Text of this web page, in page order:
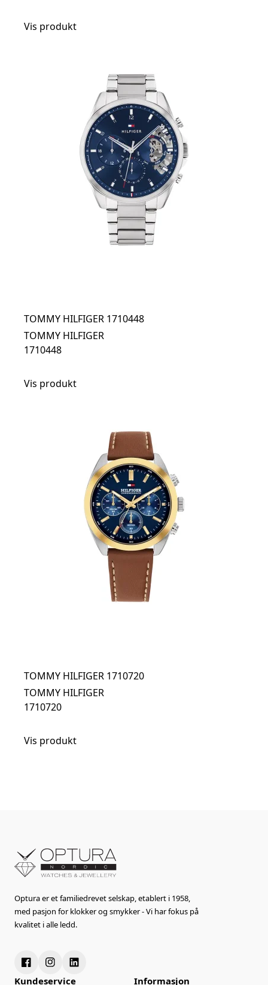
Vis produkt
TOMMY HILFIGER 1710448
TOMMY HILFIGER
1710448
Vis produkt
TOMMY HILFIGER 1710720
TOMMY HILFIGER
1710720
Vis produkt
Optura er et familiedrevet selskap, etablert i 1958,
med pasjon for klokker og smykker - Vi har fokus på
kvalitet i alle ledd.
Kundeservice Informasjon